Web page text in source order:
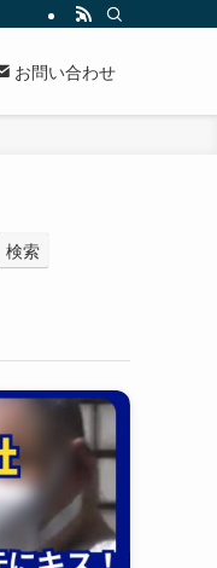
お問い合わせ
検索